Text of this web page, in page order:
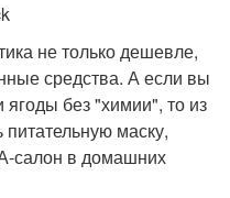
не только дешевле,
средства. А если вы
без "химии", то из
питательную маску,
салон в домашних